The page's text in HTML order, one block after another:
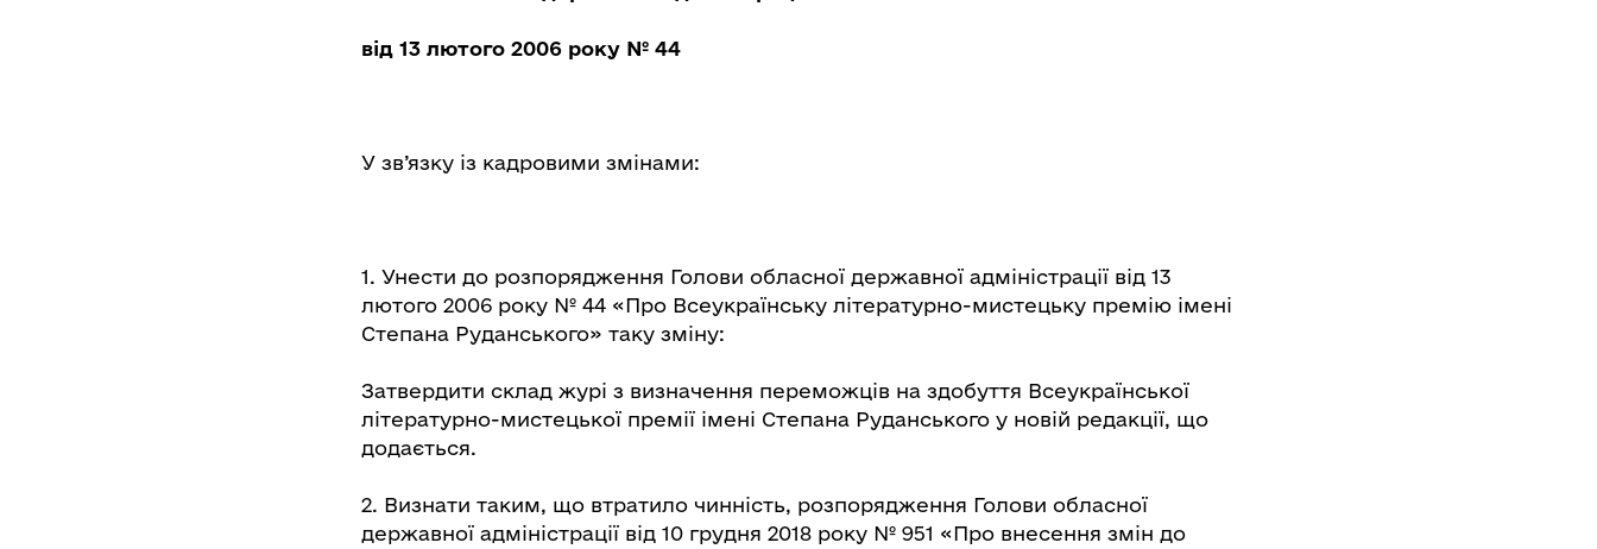
від 13 лютого 2006 року № 44
У зв’язку із кадровими змінами:
1. Унести до розпорядження Голови обласної державної адміністрації від 13
лютого 2006 року № 44 «Про Всеукраїнську літературно-мистецьку премію імені
Степана Руданського» таку зміну:
Затвердити склад журі з визначення переможців на здобуття Всеукраїнської
літературно-мистецької премії імені Степана Руданського у новій редакції, що
додається.
2. Визнати таким, що втратило чинність, розпорядження Голови обласної
державної адміністрації від 10 грудня 2018 року № 951 «Про внесення змін до